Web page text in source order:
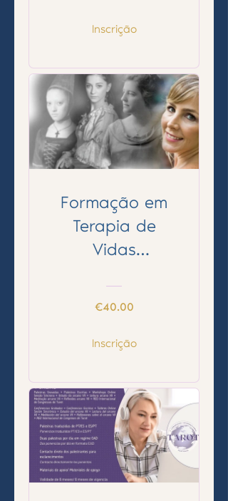
Inscrição
Formação em
Terapia de
Vidas
€40.00
Inscrição